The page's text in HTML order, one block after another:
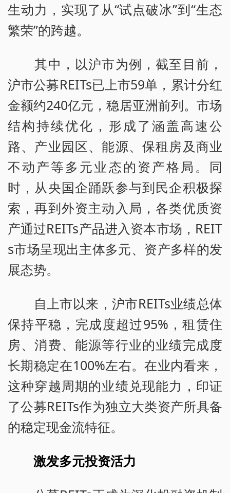
生动力，实现了从“试点破冰”到“生态
繁荣”的跨越。
其中，以沪市为例，截至目前，
沪市公募REITs已上市59单，累计分红
金额约240亿元，稳居亚洲前列。市场
结构持续优化，形成了涵盖高速公
路、产业园区、能源、保租房及商业
不动产等多元业态的资产格局。同
时，从央国企踊跃参与到民企积极探
索，再到外资主动入局，各类优质资
产通过REITs产品进入资本市场，REIT
s市场呈现出主体多元、资产多样的发
展态势。
自上市以来，沪市REITs业绩总体
保持平稳，完成度超过95%，租赁住
房、消费、能源等行业的业绩完成度
长期稳定在100%左右。在业内看来，
这种穿越周期的业绩兑现能力，印证
了公募REITs作为独立大类资产所具备
的稳定现金流特征。
激发多元投资活力